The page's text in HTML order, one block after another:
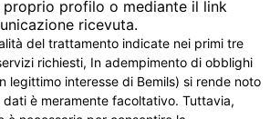
profilo o mediante il link
ricevuta.
del trattamento indicate nei primi tre
richiesti, In adempimento di obblighi
legittimo interesse di Bemils) si rende noto
è meramente facoltativo. Tuttavia,